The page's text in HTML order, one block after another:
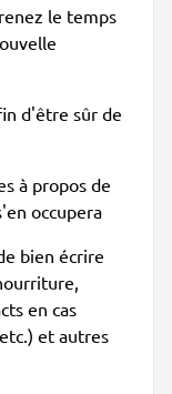
le temps
d'être sûr de
à propos de
occupera
bien écrire
en cas
et autres